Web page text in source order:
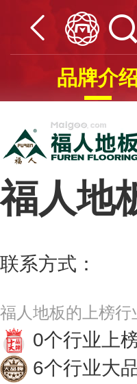
品牌介
福人地
联系方式：
福人地板的上榜行
0个行业上
6个行业大